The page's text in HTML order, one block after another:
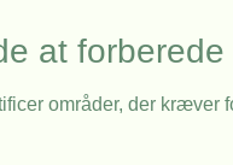
at
områder, der kræver